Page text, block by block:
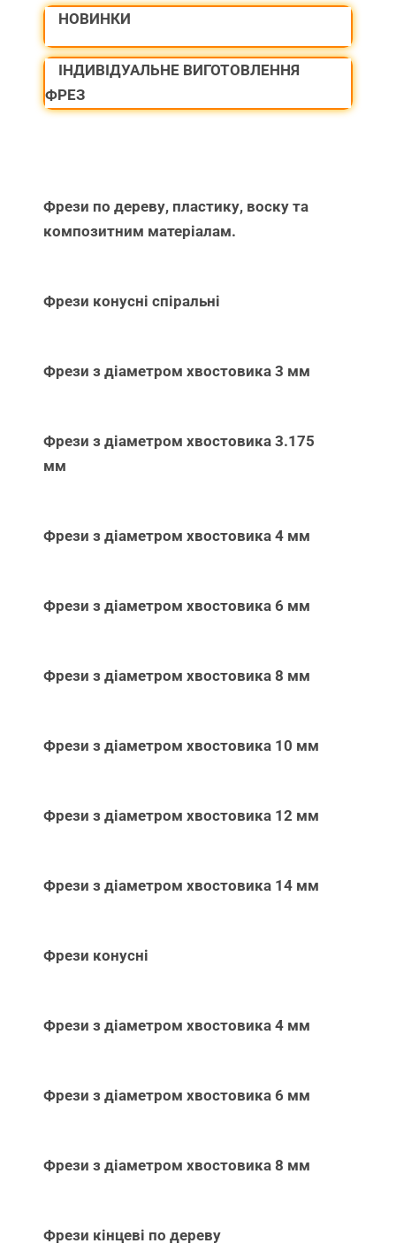
НОВИНКИ
ІНДИВІДУАЛЬНЕ ВИГОТОВЛЕННЯ
ФРЕЗ
Фрези по дереву, пластику, воску та
композитним матеріалам.
Фрези конусні спіральні
Фрези з діаметром хвостовика 3 мм
Фрези з діаметром хвостовика 3.175
мм
Фрези з діаметром хвостовика 4 мм
Фрези з діаметром хвостовика 6 мм
Фрези з діаметром хвостовика 8 мм
Фрези з діаметром хвостовика 10 мм
Фрези з діаметром хвостовика 12 мм
Фрези з діаметром хвостовика 14 мм
Фрези конусні
Фрези з діаметром хвостовика 4 мм
Фрези з діаметром хвостовика 6 мм
Фрези з діаметром хвостовика 8 мм
Фрези кінцеві по дереву